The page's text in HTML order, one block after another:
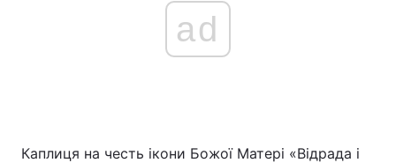
ad
Каплиця на честь ікони Божої Матері «Відрада і